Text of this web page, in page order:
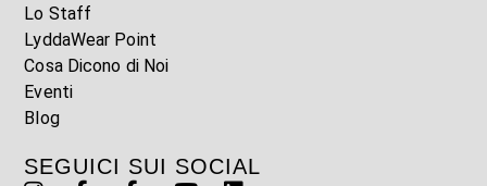
Lo Staff
LyddaWear Point
Cosa Dicono di Noi
Eventi
Blog
SEGUICI SUI SOCIAL